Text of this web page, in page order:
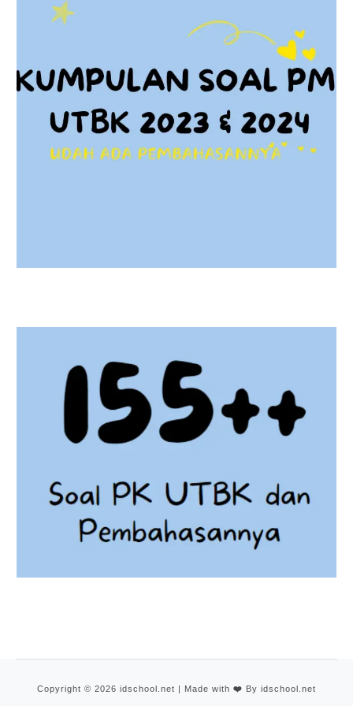
Copyright © 2026 idschool.net | Made with ❤️ By idschool.net